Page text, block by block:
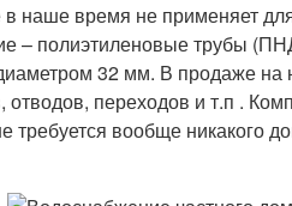
в наше время не применяет
– полиэтиленовые трубы
32 мм. В продаже
отводов, переходов и т.п .
требуется вообще никакого